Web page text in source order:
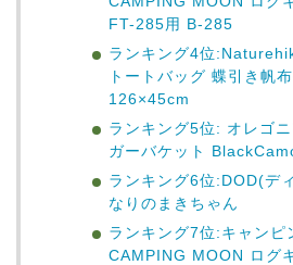
FT-285用 B-285
ランキング4位
トートバッグ 蝶引き帆
126×45cm
ランキング5位: オレゴ
ガーバケット
ランキング6位:DOD(デ
なりのまきちゃん
ランキング7位:キャンピ
CAMPING MOON ログ